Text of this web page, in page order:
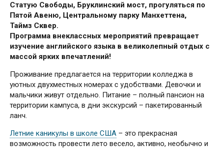
Статую Свободы, Бруклинский мост, прогуляться по
Пятой Авеню, Центральному парку Манхеттена,
Таймз Сквер.
Программа внеклассных мероприятий превращает
изучение английского языка в великолепный отдых с
массой ярких впечатлений!
Проживание предлагается на территории колледжа в
уютных двухместных номерах с удобствами. Девочки и
мальчики живут отдельно. Питание – полный пансион на
территории кампуса, в дни экскурсий – пакетированный
ланч.
Летние каникулы в школе США – это прекрасная
возможность провести лето весело, активно, необычно и